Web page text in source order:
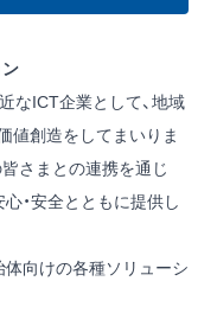
なICT企業として、地域
値創造をしてまいりま
さまとの連携を通じ
・安全とともに提供し
体向けの各種ソリューシ